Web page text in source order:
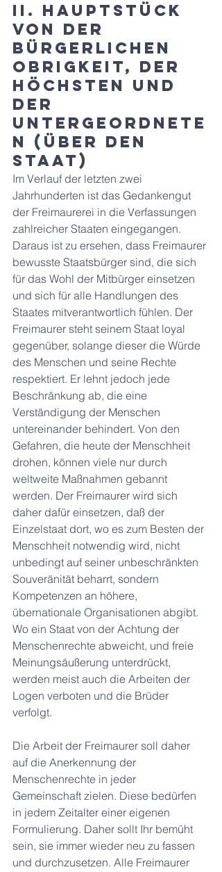
II. HAUPTSTÜCK
Von der
bürgerlichen
Obrigkeit, der
höchsten und
der
untergeordnete
n (über den
Staat)
Im Verlauf der letzten zwei
Jahrhunderten ist das Gedankengut
der Freimaurerei in die Verfassungen
zahlreicher Staaten eingegangen.
Daraus ist zu ersehen, dass Freimaurer
bewusste Staatsbürger sind, die sich
für das Wohl der Mitbürger einsetzen
und sich für alle Handlungen des
Staates mitverantwortlich fühlen. Der
Freimaurer steht seinem Staat loyal
gegenüber, solange dieser die Würde
des Menschen und seine Rechte
respektiert. Er lehnt jedoch jede
Beschränkung ab, die eine
Verständigung der Menschen
untereinander behindert. Von den
Gefahren, die heute der Menschheit
drohen, können viele nur durch
weltweite Maßnahmen gebannt
werden. Der Freimaurer wird sich
daher dafür einsetzen, daß der
Einzelstaat dort, wo es zum Besten der
Menschheit notwendig wird, nicht
unbedingt auf seiner unbeschränkten
Souveränität beharrt, sondern
Kompetenzen an höhere,
übernationale Organisationen abgibt.
Wo ein Staat von der Achtung der
Menschenrechte abweicht, und freie
Meinungsäußerung unterdrückt,
werden meist auch die Arbeiten der
Logen verboten und die Brüder
verfolgt.
Die Arbeit der Freimaurer soll daher
auf die Anerkennung der
Menschenrechte in jeder
Gemeinschaft zielen. Diese bedürfen
in jedem Zeitalter einer eigenen
Formulierung. Daher sollt Ihr bemüht
sein, sie immer wieder neu zu fassen
und durchzusetzen. Alle Freimaurer